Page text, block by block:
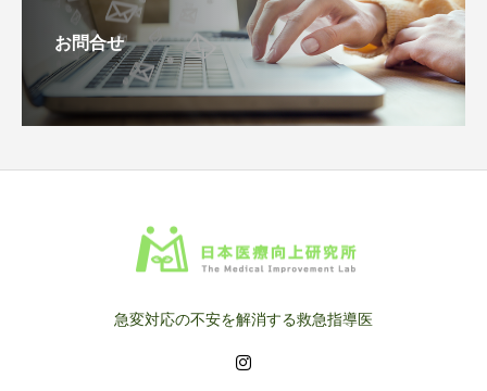
お問合せ
急変対応の不安を解消する救急指導医